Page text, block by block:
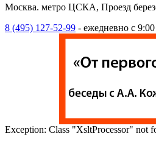
Москва. метро ЦСКА, Проезд
8 (495) 127-52-99 - ежедневно с
Exception: Class "XsltProcessor" not